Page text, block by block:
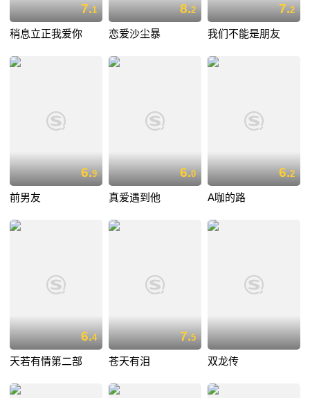
7.1
稍息立正我爱你
8.2
恋爱沙尘暴
7.2
我们不能是朋友
6.9
前男友
6.0
真爱遇到他
6.2
A咖的路
6.4
天若有情第二部
7.5
苍天有泪 双龙传